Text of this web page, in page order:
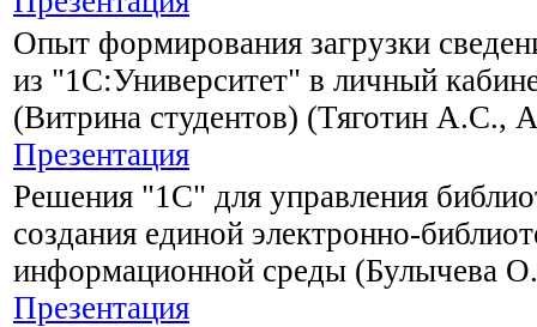
Опыт формирования загрузки
из "1С:Университет" в личный
(Витрина студентов) (Тяготин А.С.,
Презентация
Решения "1С" для управления
создания единой электронно-
информационной среды (Булычева
Презентация